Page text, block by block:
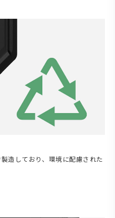
造しており、環境に配慮された